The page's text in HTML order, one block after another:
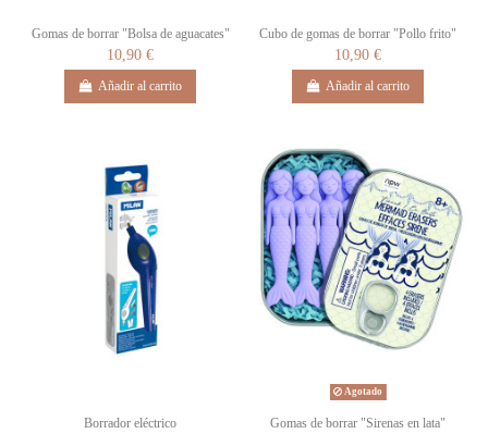
Gomas de borrar "Bolsa de aguacates"
10,90 €
Añadir al carrito
Cubo de gomas de borrar "Pollo frito"
10,90 €
Añadir al carrito
Borrador eléctrico
Agotado
Gomas de borrar "Sirenas en lata"